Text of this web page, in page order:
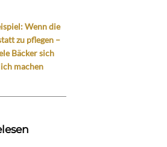
Wenn die
zu pflegen –
Bäcker sich
machen